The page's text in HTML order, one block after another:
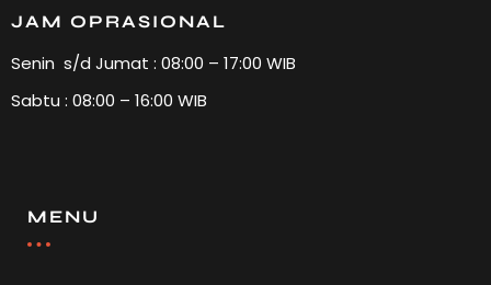
JAM OPRASIONAL
Senin s/d Jumat : 08:00 – 17:00 WIB
Sabtu : 08:00 – 16:00 WIB
MENU